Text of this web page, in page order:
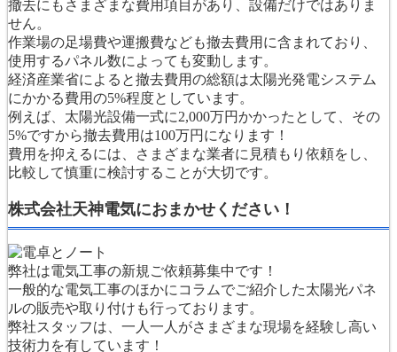
撤去にもさまざまな費用項目があり、設備だけではありま
せん。
作業場の足場費や運搬費なども撤去費用に含まれており、
使用するパネル数によっても変動します。
経済産業省によると撤去費用の総額は太陽光発電システム
にかかる費用の5%程度としています。
例えば、太陽光設備一式に2,000万円かかったとして、その
5%ですから撤去費用は100万円になります！
費用を抑えるには、さまざまな業者に見積もり依頼をし、
比較して慎重に検討することが大切です。
株式会社天神電気におまかせください！
弊社は電気工事の新規ご依頼募集中です！
一般的な電気工事のほかにコラムでご紹介した太陽光パネ
ルの販売や取り付けも行っております。
弊社スタッフは、一人一人がさまざまな現場を経験し高い
技術力を有しています！